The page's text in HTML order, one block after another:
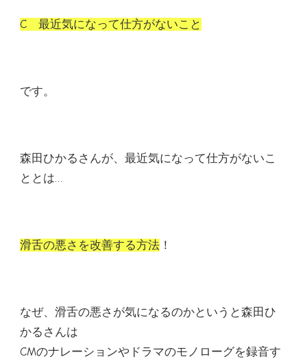
C 最近気になって仕方がないこと
です。
森田ひかるさんが、最近気になって仕方がないこ
ととは…
滑舌の悪さを改善する方法 ！
なぜ、滑舌の悪さが気になるのかというと森田ひ
かるさんは
CMのナレーションやドラマのモノローグを録音す